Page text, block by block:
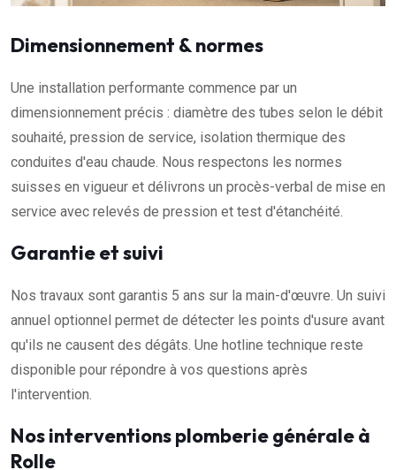
Dimensionnement & normes
Une installation performante commence par un
dimensionnement précis : diamètre des tubes selon le débit
souhaité, pression de service, isolation thermique des
conduites d'eau chaude. Nous respectons les normes
suisses en vigueur et délivrons un procès-verbal de mise en
service avec relevés de pression et test d'étanchéité.
Garantie et suivi
Nos travaux sont garantis 5 ans sur la main-d'œuvre. Un suivi
annuel optionnel permet de détecter les points d'usure avant
qu'ils ne causent des dégâts. Une hotline technique reste
disponible pour répondre à vos questions après
l'intervention.
Nos interventions plomberie générale à
Rolle